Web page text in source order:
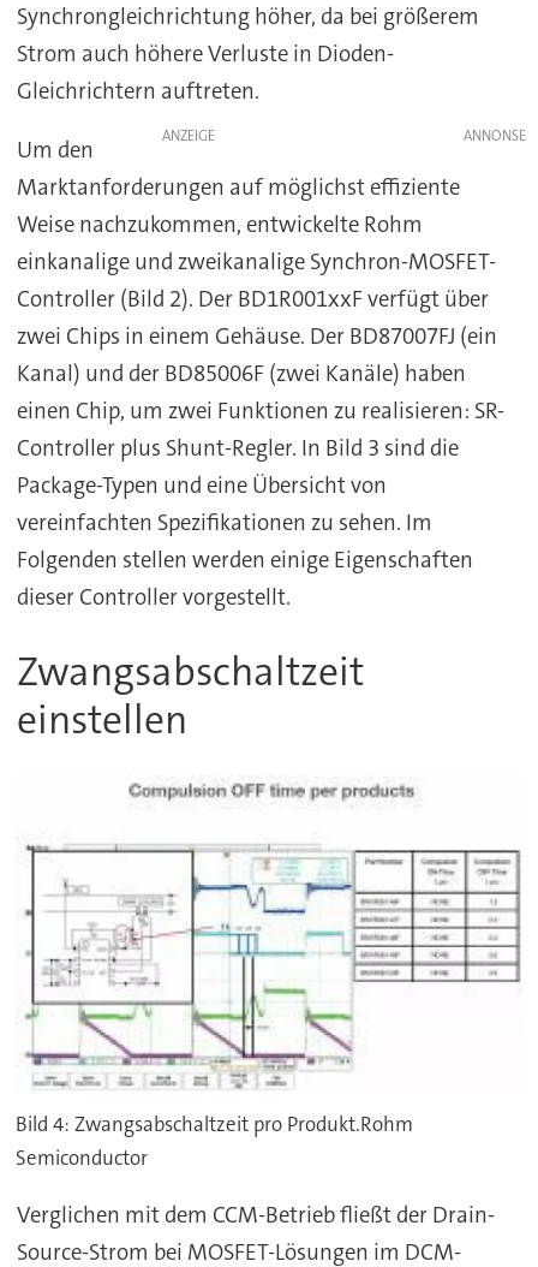
Synchrongleichrichtung höher, da bei größerem
Strom auch höhere Verluste in Dioden-
Gleichrichtern auftreten.
ANZEIGE
Um den
Marktanforderungen auf möglichst effiziente
Weise nachzukommen, entwickelte Rohm
einkanalige und zweikanalige Synchron-MOSFET-
Controller (Bild 2). Der BD1R001xxF verfügt über
zwei Chips in einem Gehäuse. Der BD87007FJ (ein
Kanal) und der BD85006F (zwei Kanäle) haben
einen Chip, um zwei Funktionen zu realisieren: SR-
Controller plus Shunt-Regler. In Bild 3 sind die
Package-Typen und eine Übersicht von
vereinfachten Spezifikationen zu sehen. Im
Folgenden stellen werden einige Eigenschaften
dieser Controller vorgestellt.
Zwangsabschaltzeit
einstellen
Bild 4: Zwangsabschaltzeit pro Produkt.Rohm
Semiconductor
Verglichen mit dem CCM-Betrieb fließt der Drain-
Source-Strom bei MOSFET-Lösungen im DCM-